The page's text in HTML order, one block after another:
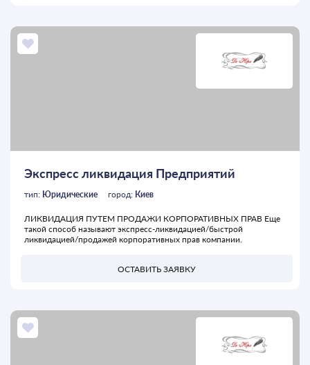
Экспресс ликвидация Предприятий
тип: Юридические город: Киев
ЛИКВИДАЦИЯ ПУТЕМ ПРОДАЖИ КОРПОРАТИВНЫХ ПРАВ Еще
такой способ называют экспресс-ликвидацией/быстрой
ликвидацией/продажей корпоративных прав компании.
ОСТАВИТЬ ЗАЯВКУ